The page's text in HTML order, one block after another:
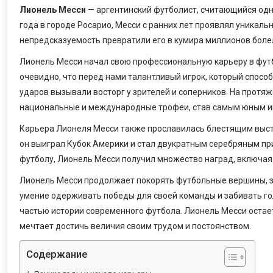
Лионель Месси — аргентинский футболист, считающийся
года в городе Росарио, Месси с ранних лет проявлял
непредсказуемость превратили его в кумира миллионов
Лионель Месси начал свою профессиональную карьеру в
очевидно, что перед нами талантливый игрок, который
ударов вызывали восторг у зрителей и соперников. На
национальные и международные трофеи, став самым юным
Карьера Лионеля Месси также прославилась блестящим
он выиграл Кубок Америки и стал двукратным серебряным
футболу, Лионель Месси получил множество наград,
Лионель Месси продолжает покорять футбольные вершины,
умение одерживать победы для своей команды и забивать
частью истории современного футбола. Лионель Месси
мечтает достичь величия своим трудом и постоянством.
Содержание